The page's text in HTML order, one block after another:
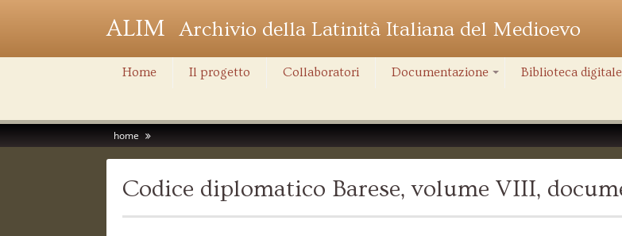
ALIM Archivio della Latinità Italiana del Medioevo
Home Il progetto Collaboratori Documentazione Biblioteca digitale
home
Codice diplomatico Barese, volume VIII,